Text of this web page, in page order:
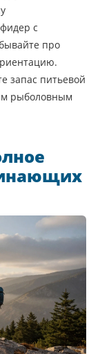
с
про
запас питьевой
рыболовным